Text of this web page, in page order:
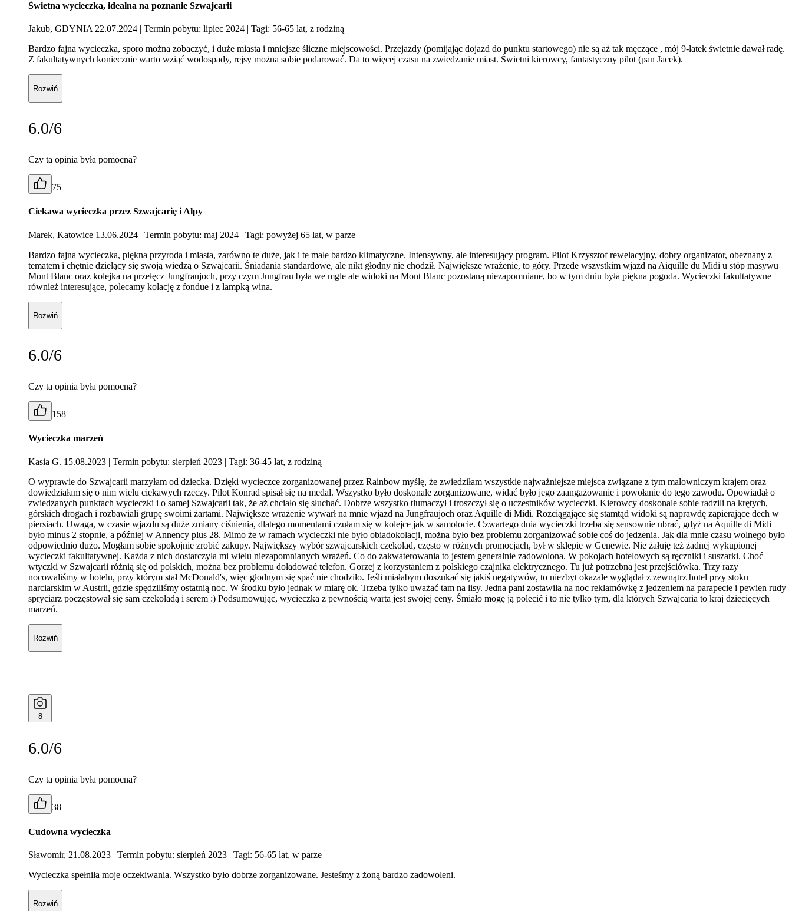
Świetna wycieczka, idealna na poznanie Szwajcarii
Jakub, GDYNIA 22.07.2024 | Termin pobytu: lipiec 2024 | Tagi: 56-65 lat, z rodziną
Bardzo fajna wycieczka, sporo można zobaczyć, i duże miasta i mniejsze śliczne miejscowości. Przejazdy (pomijając dojazd do punktu startowego) nie są aż tak męczące , mój 9-latek świetnie dawał radę.
Z fakultatywnych koniecznie warto wziąć wodospady, rejsy można sobie podarować. Da to więcej czasu na zwiedzanie miast. Świetni kierowcy, fantastyczny pilot (pan Jacek).
Rozwiń
6.0/6
Czy ta opinia była pomocna?
75
Ciekawa wycieczka przez Szwajcarię i Alpy
Marek, Katowice 13.06.2024 | Termin pobytu: maj 2024 | Tagi: powyżej 65 lat, w parze
Bardzo fajna wycieczka, piękna przyroda i miasta, zarówno te duże, jak i te małe bardzo klimatyczne. Intensywny, ale interesujący program. Pilot Krzysztof rewelacyjny, dobry organizator, obeznany z
tematem i chętnie dzielący się swoją wiedzą o Szwajcarii. Śniadania standardowe, ale nikt głodny nie chodził. Największe wrażenie, to góry. Przede wszystkim wjazd na Aiquille du Midi u stóp masywu
Mont Blanc oraz kolejka na przełęcz Jungfraujoch, przy czym Jungfrau była we mgle ale widoki na Mont Blanc pozostaną niezapomniane, bo w tym dniu była piękna pogoda. Wycieczki fakultatywne
również interesujące, polecamy kolację z fondue i z lampką wina.
Rozwiń
6.0/6
Czy ta opinia była pomocna?
158
Wycieczka marzeń
Kasia G. 15.08.2023 | Termin pobytu: sierpień 2023 | Tagi: 36-45 lat, z rodziną
O wyprawie do Szwajcarii marzyłam od dziecka. Dzięki wycieczce zorganizowanej przez Rainbow myślę, że zwiedziłam wszystkie najważniejsze miejsca związane z tym malowniczym krajem oraz
dowiedziałam się o nim wielu ciekawych rzeczy. Pilot Konrad spisał się na medal. Wszystko było doskonale zorganizowane, widać było jego zaangażowanie i powołanie do tego zawodu. Opowiadał o
zwiedzanych punktach wycieczki i o samej Szwajcarii tak, że aż chciało się słuchać. Dobrze wszystko tłumaczył i troszczył się o uczestników wycieczki. Kierowcy doskonale sobie radzili na krętych,
górskich drogach i rozbawiali grupę swoimi żartami. Największe wrażenie wywarł na mnie wjazd na Jungfraujoch oraz Aquille di Midi. Rozciągające się stamtąd widoki są naprawdę zapierające dech w
piersiach. Uwaga, w czasie wjazdu są duże zmiany ciśnienia, dlatego momentami czułam się w kolejce jak w samolocie. Czwartego dnia wycieczki trzeba się sensownie ubrać, gdyż na Aquille di Midi
było minus 2 stopnie, a później w Annency plus 28. Mimo że w ramach wycieczki nie było obiadokolacji, można było bez problemu zorganizować sobie coś do jedzenia. Jak dla mnie czasu wolnego było
odpowiednio dużo. Mogłam sobie spokojnie zrobić zakupy. Największy wybór szwajcarskich czekolad, często w różnych promocjach, był w sklepie w Genewie. Nie żałuję też żadnej wykupionej
wycieczki fakultatywnej. Każda z nich dostarczyła mi wielu niezapomnianych wrażeń. Co do zakwaterowania to jestem generalnie zadowolona. W pokojach hotelowych są ręczniki i suszarki. Choć
wtyczki w Szwajcarii różnią się od polskich, można bez problemu doładować telefon. Gorzej z korzystaniem z polskiego czajnika elektrycznego. Tu już potrzebna jest przejściówka. Trzy razy
nocowaliśmy w hotelu, przy którym stał McDonald's, więc głodnym się spać nie chodziło. Jeśli miałabym doszukać się jakiś negatywów, to niezbyt okazale wyglądał z zewnątrz hotel przy stoku
narciarskim w Austrii, gdzie spędziliśmy ostatnią noc. W środku było jednak w miarę ok. Trzeba tylko uważać tam na lisy. Jedna pani zostawiła na noc reklamówkę z jedzeniem na parapecie i pewien rudy
spryciarz poczęstował się sam czekoladą i serem :) Podsumowując, wycieczka z pewnością warta jest swojej ceny. Śmiało mogę ją polecić i to nie tylko tym, dla których Szwajcaria to kraj dziecięcych
marzeń.
Rozwiń
8
6.0/6
Czy ta opinia była pomocna?
38
Cudowna wycieczka
Sławomir, 21.08.2023 | Termin pobytu: sierpień 2023 | Tagi: 56-65 lat, w parze
Wycieczka spełniła moje oczekiwania. Wszystko było dobrze zorganizowane. Jesteśmy z żoną bardzo zadowoleni.
Rozwiń